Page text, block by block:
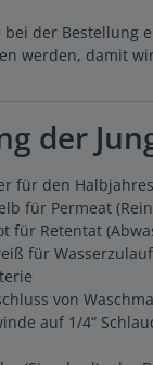
bei der Bestellung
werden, damit
der
für den
für Permeat
für Retentat
für
von
auf 1/4“